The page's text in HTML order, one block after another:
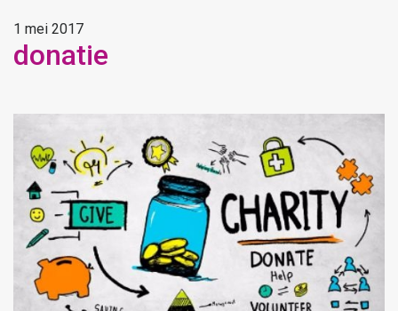
1 mei 2017
donatie